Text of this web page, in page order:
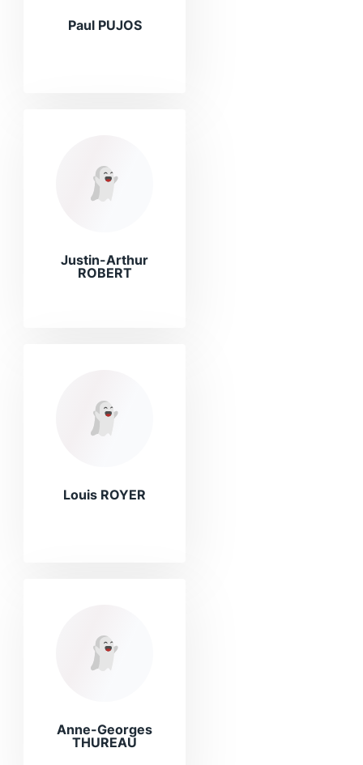
Paul PUJOS
Justin-Arthur
ROBERT
Louis ROYER
Anne-Georges
THUREAU